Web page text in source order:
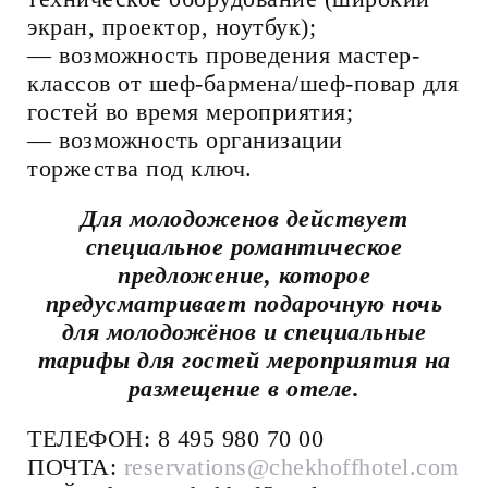
экран, проектор, ноутбук);
— возможность проведения мастер-
классов от шеф-бармена/шеф-повар для
гостей во время мероприятия;
— возможность организации
торжества под ключ.
Для молодоженов действует
специальное романтическое
предложение, которое
предусматривает подарочную ночь
для молодожёнов и специальные
тарифы для гостей мероприятия на
размещение в отеле.
ТЕЛЕФОН: 8 495 980 70 00
ПОЧТА: reservations@chekhoffhotel.com